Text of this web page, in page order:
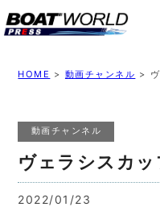
業界ニュース
HOME > 動画チャンネル >
動画チャンネル
ヴェラシスカ
2022/01/23